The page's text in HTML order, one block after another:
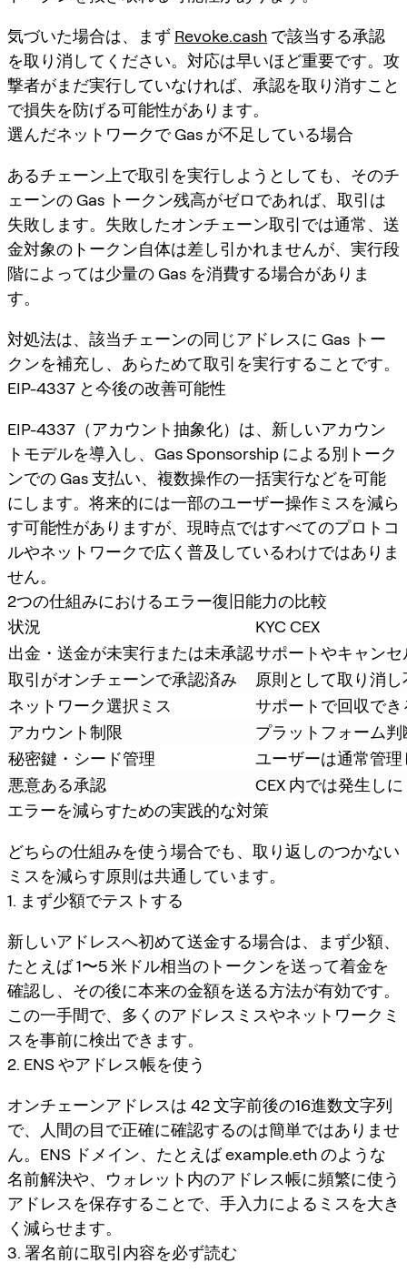
気づいた場合は、まず Revoke.cash で該当する承認
を取り消してください。対応は早いほど重要です。攻
撃者がまだ実行していなければ、承認を取り消すこと
で損失を防げる可能性があります。
選んだネットワークで Gas が不足している場合
あるチェーン上で取引を実行しようとしても、そのチ
ェーンの Gas トークン残高がゼロであれば、取引は
失敗します。失敗したオンチェーン取引では通常、送
金対象のトークン自体は差し引かれませんが、実行段
階によっては少量の Gas を消費する場合がありま
す。
対処法は、該当チェーンの同じアドレスに Gas トー
クンを補充し、あらためて取引を実行することです。
EIP-4337 と今後の改善可能性
EIP-4337（アカウント抽象化）は、新しいアカウン
トモデルを導入し、Gas Sponsorship による別トーク
ンでの Gas 支払い、複数操作の一括実行などを可能
にします。将来的には一部のユーザー操作ミスを減ら
す可能性がありますが、現時点ではすべてのプロトコ
ルやネットワークで広く普及しているわけではありま
せん。
2つの仕組みにおけるエラー復旧能力の比較
状況
KYC CEX
出金・送金が未実行または未承認サポートやキャン
取引がオンチェーンで承認済み
原則として取り消し
ネットワーク選択ミス
サポートで回収で
アカウント制限
プラットフォーム
秘密鍵・シード管理
ユーザーは通常管理
悪意ある承認
CEX 内では発生し
エラーを減らすための実践的な対策
どちらの仕組みを使う場合でも、取り返しのつかない
ミスを減らす原則は共通しています。
1. まず少額でテストする
新しいアドレスへ初めて送金する場合は、まず少額、
たとえば 1〜5 米ドル相当のトークンを送って着金を
確認し、その後に本来の金額を送る方法が有効です。
この一手間で、多くのアドレスミスやネットワークミ
スを事前に検出できます。
2. ENS やアドレス帳を使う
オンチェーンアドレスは 42 文字前後の16進数文字列
で、人間の目で正確に確認するのは簡単ではありませ
ん。ENS ドメイン、たとえば example.eth のような
名前解決や、ウォレット内のアドレス帳に頻繁に使う
アドレスを保存することで、手入力によるミスを大き
く減らせます。
3. 署名前に取引内容を必ず読む